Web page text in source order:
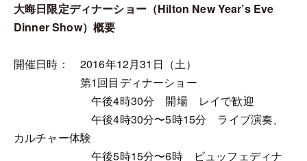
大晦日限定ディナーショー（Hilton New Year’s Eve
Dinner Show）概要
開催日時： 2016年12月31日（土）
第1回目ディナーショー
午後4時30分 開場 レイで歓迎
午後4時30分〜5時15分 ライブ演奏、
カルチャー体験
午後5時15分〜6時 ビュッフェディナ